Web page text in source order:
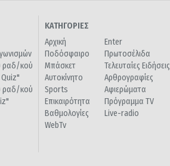
ραδ/κού
Quiz"
ραδ/κού
ΚΑΤΗΓΟΡΙΕΣ
Αρχική
Ποδόσφαιρο
Μπάσκετ
Αυτοκίνητο
Sports
Επικαιρότητα
Βαθμολογίες
WebTv
Enter
Πρωτοσέλιδα
Τελευταίες Ειδήσεις
Αρθρογραφίες
Αφιερώματα
Πρόγραμμα TV
Live-radio